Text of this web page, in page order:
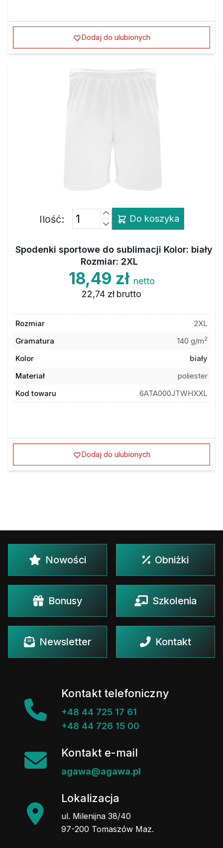
Dodaj do ulubionych
Ilość: Do koszyka
Spodenki sportowe do sublimacji Kolor: biały
Rozmiar: 2XL
18,49 zł netto
22,74 zł brutto
Rozmiar
2XL
Gramatura
140 g/m2
Kolor
biały
Materiał
poliester
Kod towaru
6ATA000JTWHXXL
Dodaj do ulubionych
Nowości Obniżki
Bonusy Szkolenia
Newsletter Kontakt
Kontakt telefoniczny
+48 44 725 17 61
+48 44 726 15 00
Kontakt e-mail
agawa@agawa.pl
Lokalizacja
ul. Milenijna 38/40
97-200 Tomaszów Maz.